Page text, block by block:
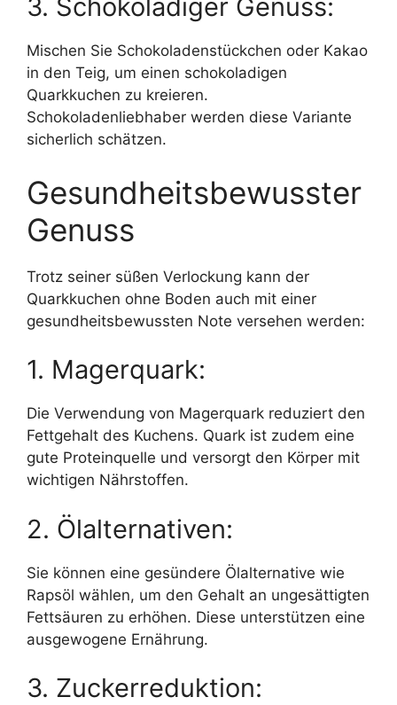
3. Schokoladiger Genuss:
Mischen Sie Schokoladenstückchen oder Kakao
in den Teig, um einen schokoladigen
Quarkkuchen zu kreieren.
Schokoladenliebhaber werden diese Variante
sicherlich schätzen.
Gesundheitsbewusster
Genuss
Trotz seiner süßen Verlockung kann der
Quarkkuchen ohne Boden auch mit einer
gesundheitsbewussten Note versehen werden:
1. Magerquark:
Die Verwendung von Magerquark reduziert den
Fettgehalt des Kuchens. Quark ist zudem eine
gute Proteinquelle und versorgt den Körper mit
wichtigen Nährstoffen.
2. Ölalternativen:
Sie können eine gesündere Ölalternative wie
Rapsöl wählen, um den Gehalt an ungesättigten
Fettsäuren zu erhöhen. Diese unterstützen eine
ausgewogene Ernährung.
3. Zuckerreduktion: